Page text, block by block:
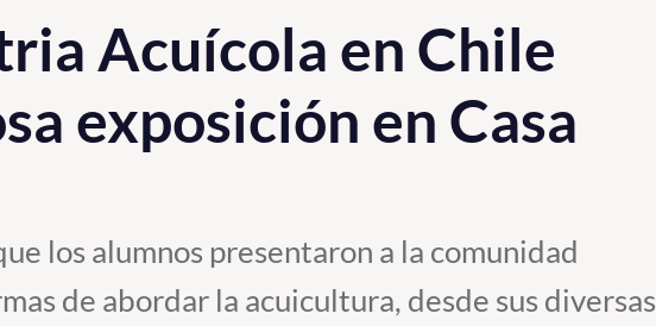
Acuícola en Chile
exposición en Casa
los alumnos presentaron a la comunidad
de abordar la acuicultura, desde sus diversas